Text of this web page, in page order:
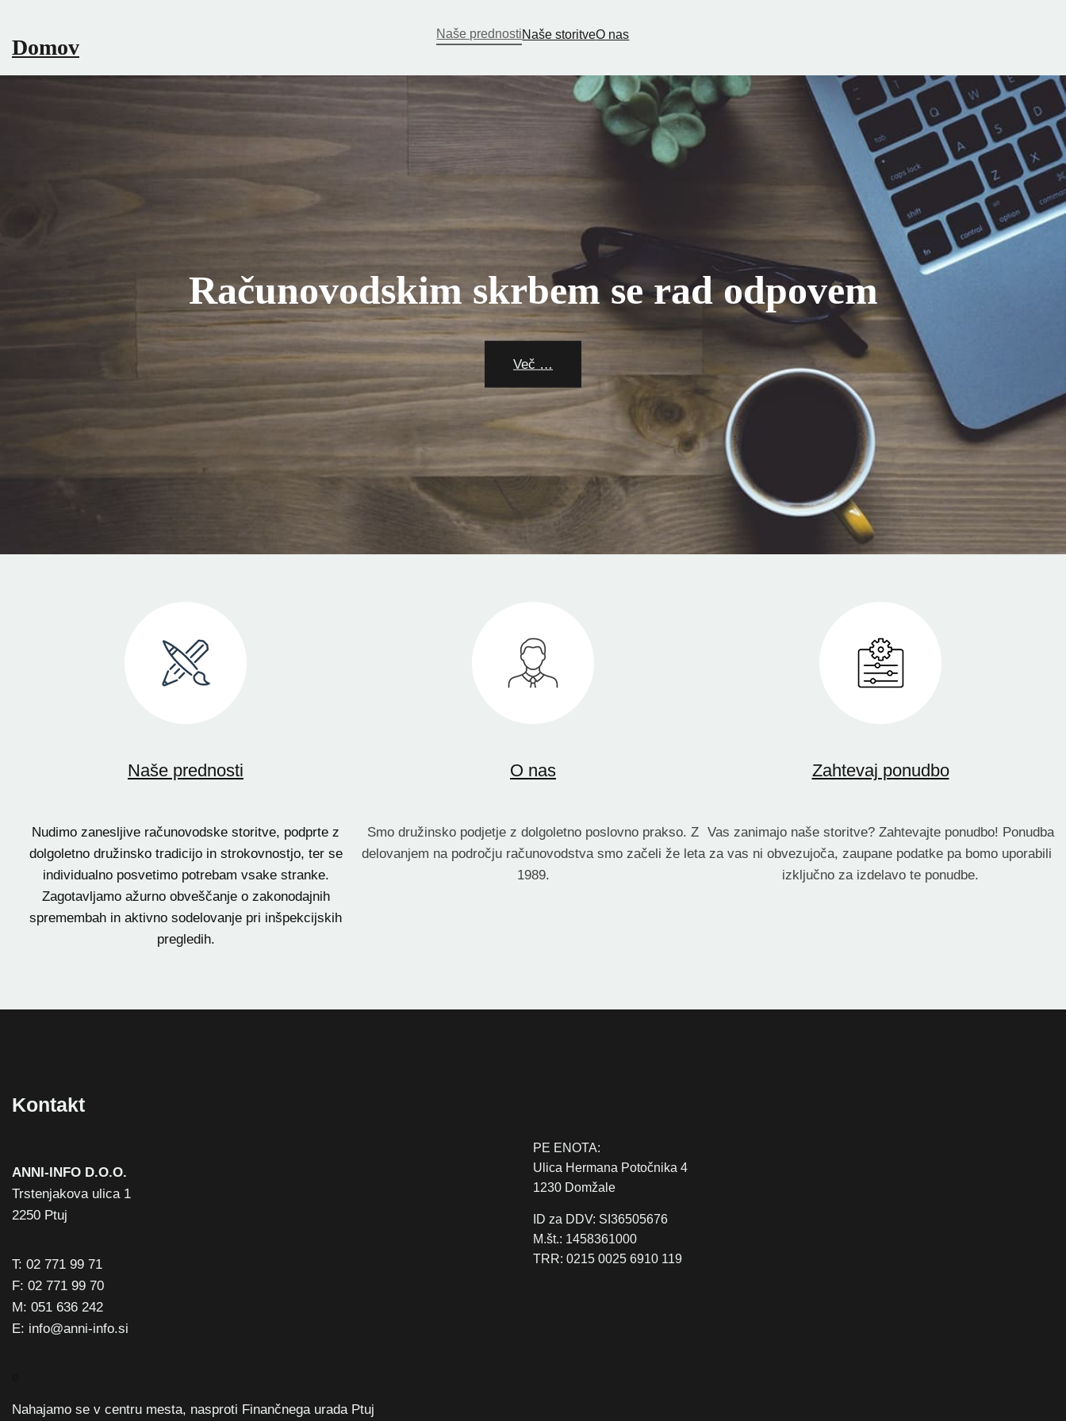
content
Domov
Naše prednostiNaše storitveO nas
Računovodskim skrbem se rad odpovem
Več …
Naše prednosti
Nudimo zanesljive računovodske storitve, podprte z
dolgoletno družinsko tradicijo in strokovnostjo, ter se
individualno posvetimo potrebam vsake stranke.
Zagotavljamo ažurno obveščanje o zakonodajnih
spremembah in aktivno sodelovanje pri inšpekcijskih
pregledih.
O nas
Smo družinsko podjetje z dolgoletno poslovno prakso. Z
delovanjem na področju računovodstva smo začeli že leta
1989.
Zahtevaj ponudbo
Vas zanimajo naše storitve? Zahtevajte ponudbo! Ponudba
za vas ni obvezujoča, zaupane podatke pa bomo uporabili
izključno za izdelavo te ponudbe.
Kontakt
ANNI-INFO D.O.O.
Trstenjakova ulica 1
2250 Ptuj
T: 02 771 99 71
F: 02 771 99 70
M: 051 636 242
E: info@anni-info.si
Nahajamo se v centru mesta, nasproti Finančnega urada Ptuj
PE ENOTA:
Ulica Hermana Potočnika 4
1230 Domžale
ID za DDV: SI36505676
M.št.: 1458361000
TRR: 0215 0025 6910 119